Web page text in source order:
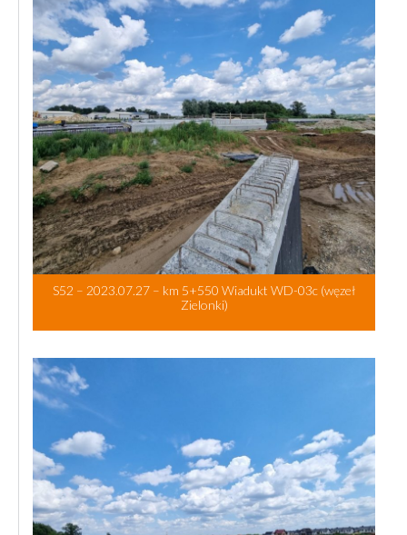
S52 – 2023.07.27 – km 5+550 Wiadukt WD-03c (węzeł
Zielonki)